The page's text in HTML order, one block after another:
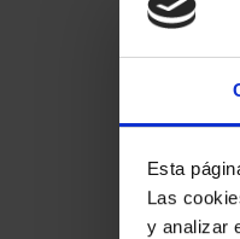
Esta
Las
y analizar